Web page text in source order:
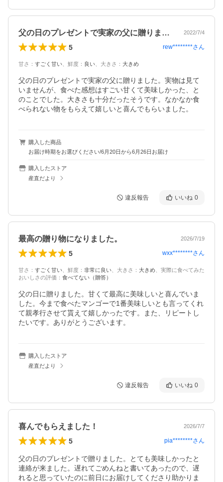
父の日のプレゼントで実家の父に贈りまし… 2022/7/4
5 rew********さん
甘さ ： すごく甘い 鮮度 ： 良い 大きさ ： 大きめ
父の日のプレゼントで実家の父に贈りました。実物は見て
いませんが、食べた感想はすごい甘くて美味しかった、と
のことでした。大きさも十分だったそうです。なかなか食
べられない物をもらえて嬉しいと喜んでもらいました。
購入した商品
お届け時期をお選びください/6月20日から6月26日お届け
購入したストア
産直だより
違反報告 いいね 0
最高の贈り物になりました。 2026/7/19
5 wxx********さん
甘さ ： すごく甘い 鮮度 ： 非常に良い 大きさ ： 大きめ
実際に食べてみた
おいしさの評価 ： 食べてない（贈答）
父の日に贈りました。甘くて最高に美味しいと喜んでいま
した。今まで食べたマンゴーで1番美味しいとも言ってくれ
て親孝行させて貰えて嬉しかったです。また、リピートし
たいです。ありがとうございます。
購入したストア
産直だより
違反報告 いいね 0
喜んでもらえました！ 2026/7/7
5 pia********さん
父の日のプレゼントで贈りました。とても美味しかったと
連絡が来ました。遅れてごめんねと書いてあったので、遅
れると思っていたのに前日にお届けしてくださり助かりま